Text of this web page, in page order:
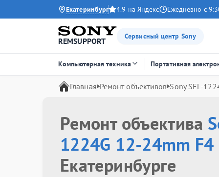
Екатеринбург 4.9 на Яндекс Ежедневно с
REMSUPPORT
Сервисный центр Sony
Компьютерная техника Портативная
Главная Ремонт объективов Sony SEL-
Ремонт объектива
1224G 12-24mm F4
Екатеринбурге